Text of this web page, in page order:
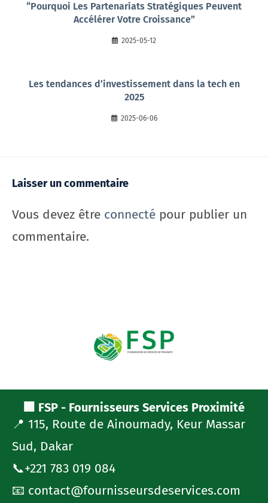
“Pourquoi Les Partenariats Stratégiques Peuvent
Accélérer Votre Croissance”
2025-05-12
Les tendances d’investissement dans la tech en
2025
2025-06-06
Laisser un commentaire
Vous devez être connecté pour publier un
commentaire.
🏢 FSP - Fournisseurs Services Proximité
📍 115, Route de Ainoumady, Keur Massar
Sud, Dakar
📞+221 783 019 084
📧 contact@fournisseursdeservices.com